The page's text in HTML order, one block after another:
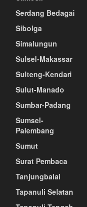
Serdang Bedagai
Sibolga
Simalungun
Sulsel-Makassar
Sulteng-Kendari
Sulut-Manado
Sumbar-Padang
Sumsel-
Palembang
Sumut
Surat Pembaca
Tanjungbalai
Tapanuli Selatan